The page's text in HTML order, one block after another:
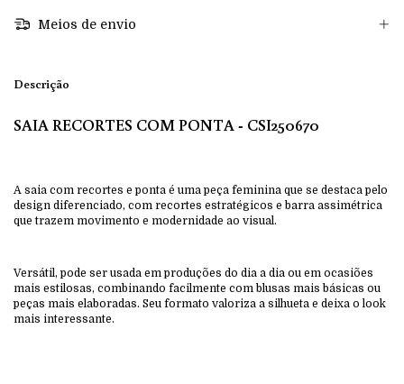
Meios de envio
Descrição
SAIA RECORTES COM PONTA - CSI250670
A saia com recortes e ponta é uma peça feminina que se destaca pelo
design diferenciado, com recortes estratégicos e barra assimétrica
que trazem movimento e modernidade ao visual.
Versátil, pode ser usada em produções do dia a dia ou em ocasiões
mais estilosas, combinando facilmente com blusas mais básicas ou
peças mais elaboradas. Seu formato valoriza a silhueta e deixa o look
mais interessante.